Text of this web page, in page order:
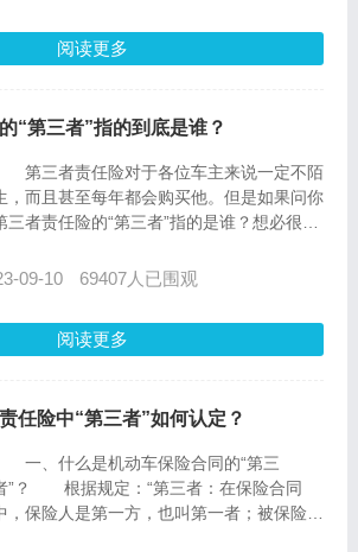
阅读更多
“第三者”指的到底是谁？
第三者责任险对于各位车主来说一定不陌
，而且甚至每年都会购买他。但是如果问你
三者责任险的“第三者”指的是谁？想必很多
要，不然闹出乌龙就不好了。 王女士
在下...
09-10 69407人已围观
阅读更多
任险中“第三者”如何认定？
一、什么是机动车保险合同的“第三
”？ 根据规定：“第三者：在保险合同
，保险人是第一方，也叫第一者；被保险人